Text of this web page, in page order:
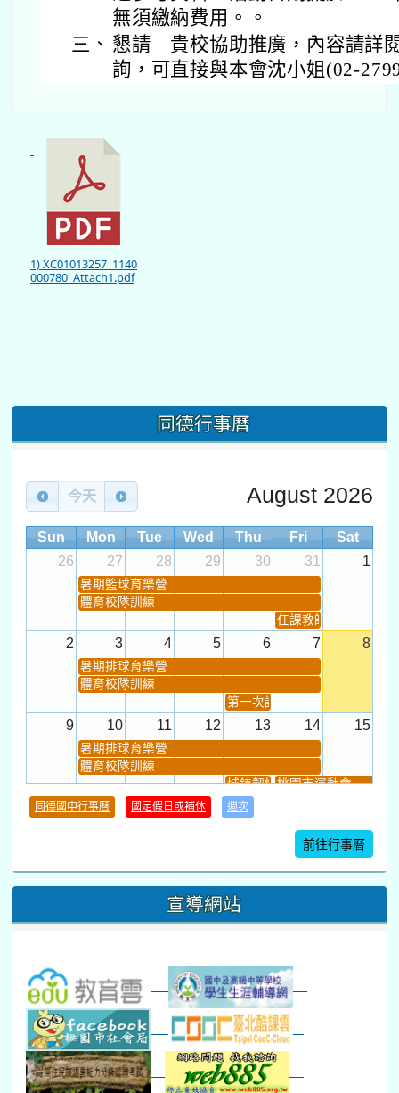
無須繳納費用。。
三、 懇請 貴校協助推廣，內容請詳
詢，可直接與本會沈小姐(02-
1) XC01013257_1140
000780_Attach1.pdf
同德行事曆
今天 August 2026
Sun Mon Tue Wed Thu Fri
Sat
26
27 28 29 30 31 1
暑期籃球育樂營
體育校隊訓練
任課教師抽籤
2 3 4 5 6 7 8
暑期排球育樂營
體育校隊訓練
第一次課發會 (12:30~)
9 10 11 12 13 14 15
暑期排球育樂營
體育校隊訓練
城鎮韌性(防空)演習
桃園市運動會
暑期體育育樂營結束
21 22
桃園市運動會
數感實驗夏令營(整天)
新生智力測驗補測(...
下午-新進教師研習
教師備課會議
新生訓練(整天)新生訓練(~12:00)
下午-校務會議14:00-
八九年級返校8-9
防災演練工作分配及...
30 31 2 3
本週_健康檢查週各班器材負責人訓練
發放班級書箱及晨讀...
技藝教育學程說明會...
12:30幹部訓練七年級新生健檢
同德國中行事曆 國定假日或補休 週次
前往行事曆
宣導網站